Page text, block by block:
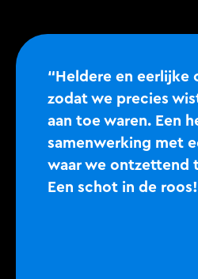
“Heldere en eerlijke
zodat we precies
aan toe waren. Een
samenwerking met
waar we ontzettend
Een schot in de